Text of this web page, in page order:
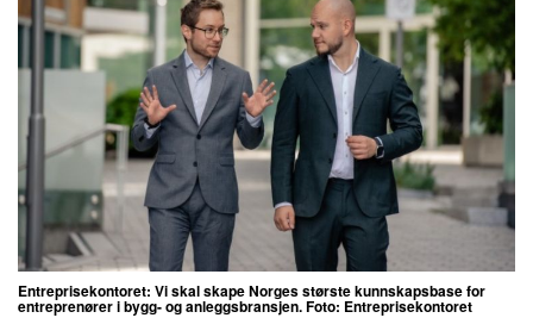
Entreprisekontoret: Vi skal skape Norges største kunnskapsbase for
entreprenører i bygg- og anleggsbransjen. Foto: Entreprisekontoret